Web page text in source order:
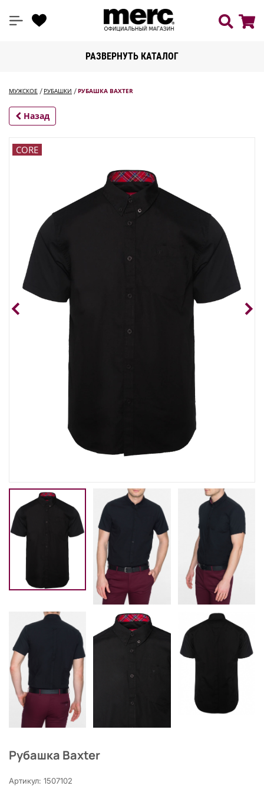
РАЗВЕРНУТЬ КАТАЛОГ
МУЖСКОЕ РУБАШКИ РУБАШКА BAXTER
Назад
CORE
Рубашка Baxter
Артикул: 1507102